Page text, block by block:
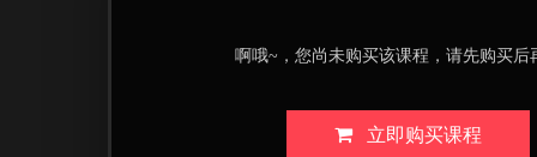
啊哦~，您尚未购买该课程，请先购买后
立即购买课程